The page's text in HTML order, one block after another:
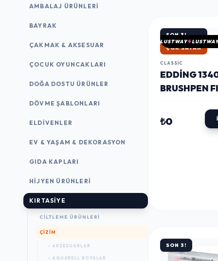
AMBALAJ ÜRÜNLERI
BAYRAK
ÇAKMAK & AKSESUAR
ÇOCUK OYUNCAKLARI
DOĞA DOSTU ÜRÜNLER
DÖVME ŞABLONLARI
ELDIVENLER
EV & YAŞAM & DEKORASYON
GIDA KAPLARI
HIJYEN ÜRÜNLERI
KIRTASİYE
CILTLEME ÜRÜNLERI
ÇİZİM
- AKSESUARLAR
- AQUARELL BOYALAR
SON 3!
HIZLI KARGO
LUSTWAY
CLASSIC
EDDING
BRUSHPEN
₺0
SON 3!